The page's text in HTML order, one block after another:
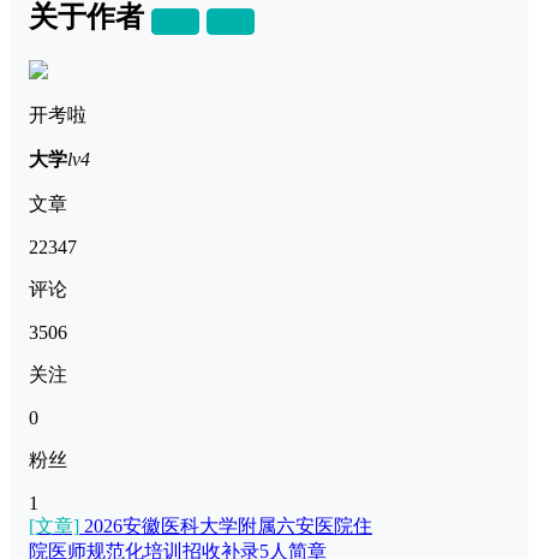
关于作者
开考啦
大学lv4
文章
22347
评论
3506
关注
0
粉丝
1
[文章] 2026安徽医科大学附属六安医院住
院医师规范化培训招收补录5人简章